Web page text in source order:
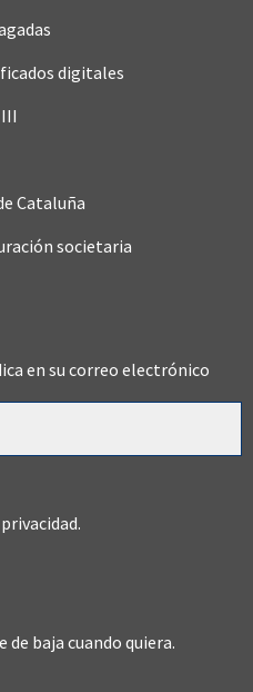
digitales
Cataluña
societaria
en su correo electrónico
.
de baja cuando quiera.